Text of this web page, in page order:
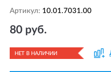
Артикул: 10.01.7031.00
80 руб.
НЕТ В НАЛИЧИИ